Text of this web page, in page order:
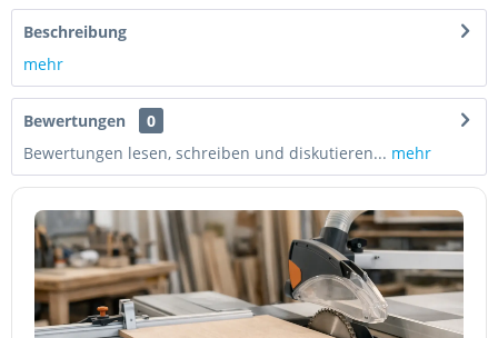
Beschreibung
mehr
Bewertungen
0
Bewertungen lesen, schreiben und diskutieren... mehr